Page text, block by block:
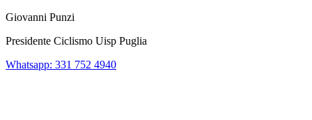
Giovanni Punzi
Presidente Ciclismo Uisp Puglia
Whatsapp: 331 752 4940